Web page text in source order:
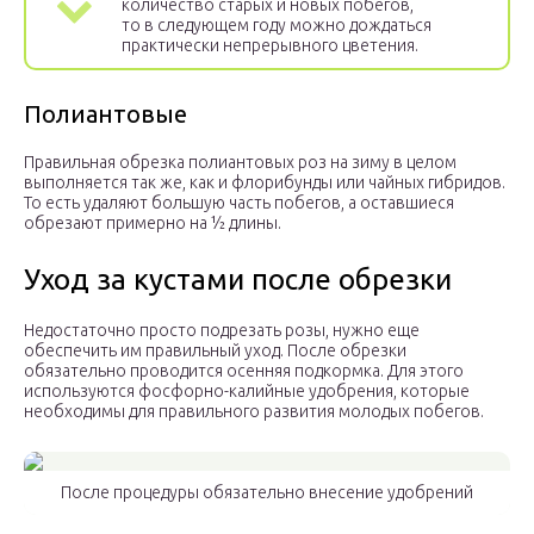
количество старых и новых побегов,
то в следующем году можно дождаться
практически непрерывного цветения.
Полиантовые
Правильная обрезка полиантовых роз на зиму в целом
выполняется так же, как и флорибунды или чайных гибридов.
То есть удаляют большую часть побегов, а оставшиеся
обрезают примерно на ½ длины.
Уход за кустами после обрезки
Недостаточно просто подрезать розы, нужно еще
обеспечить им правильный уход. После обрезки
обязательно проводится осенняя подкормка. Для этого
используются фосфорно-калийные удобрения, которые
необходимы для правильного развития молодых побегов.
После процедуры обязательно внесение удобрений